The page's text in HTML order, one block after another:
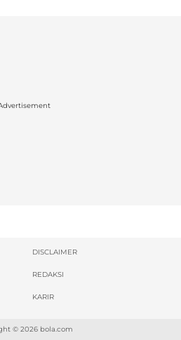
DISCLAIMER
REDAKSI
KARIR
© 2026 bola.com